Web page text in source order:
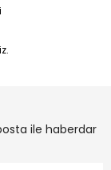
ile haberdar